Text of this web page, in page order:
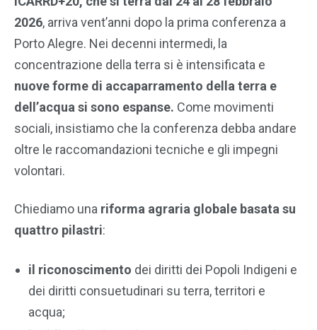
2026, arriva vent’anni dopo la prima conferenza a
Porto Alegre. Nei decenni intermedi, la
concentrazione della terra si è intensificata e
nuove forme di accaparramento della terra e
dell’acqua si sono espanse. Come movimenti
sociali, insistiamo che la conferenza debba andare
oltre le raccomandazioni tecniche e gli impegni
volontari.
Chiediamo una riforma agraria globale basata su
quattro pilastri:
il riconoscimento dei diritti dei Popoli Indigeni e
dei diritti consuetudinari su terra, territori e
acqua;